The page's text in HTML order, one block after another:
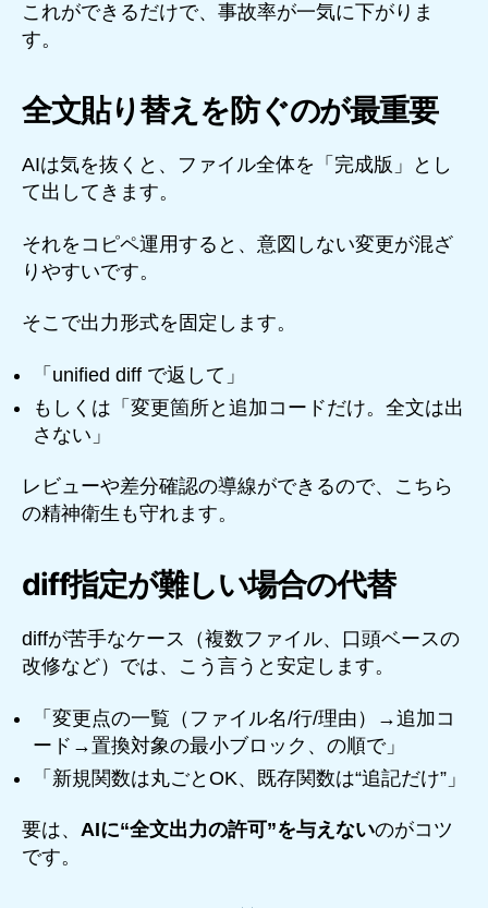
これができるだけで、事故率が一気に下がりま
す。
全文貼り替えを防ぐのが最重要
AIは気を抜くと、ファイル全体を「完成版」とし
て出してきます。
それをコピペ運用すると、意図しない変更が混ざ
りやすいです。
そこで出力形式を固定します。
「unified diff で返して」
もしくは「変更箇所と追加コードだけ。全文は出
さない」
レビューや差分確認の導線ができるので、こちら
の精神衛生も守れます。
diff指定が難しい場合の代替
diffが苦手なケース（複数ファイル、口頭ベースの
改修など）では、こう言うと安定します。
「変更点の一覧（ファイル名/行/理由）→追加コ
ード→置換対象の最小ブロック、の順で」
「新規関数は丸ごとOK、既存関数は“追記だけ”」
要は、 AIに“全文出力の許可”を与えないのがコツ
です。